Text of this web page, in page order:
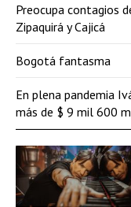
Preocupa contagios
Zipaquirá y Cajicá
Bogotá fantasma
En plena pandemia
más de $ 9 mil 600